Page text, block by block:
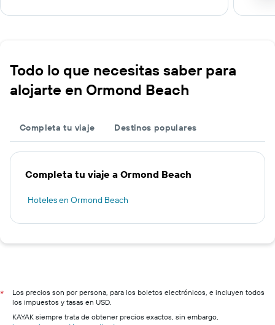
Todo lo que necesitas saber para
alojarte en Ormond Beach
Completa tu viaje Destinos populares
Completa tu viaje a Ormond Beach
Hoteles en Ormond Beach
*
Los precios son por persona, para los boletos electrónicos, e incluyen todos
los impuestos y tasas en USD.
KAYAK siempre trata de obtener precios exactos, sin embargo,